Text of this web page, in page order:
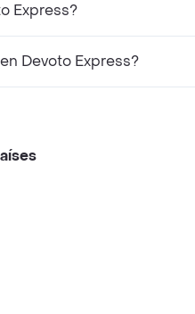
Express?
Devoto Express?